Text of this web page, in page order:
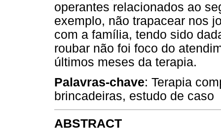
operantes relacionados ao
exemplo, não trapacear nos
com a família, tendo sido
roubar não foi foco do
últimos meses da terapia.
Palavras-chave: Terapia
brincadeiras, estudo de caso
ABSTRACT